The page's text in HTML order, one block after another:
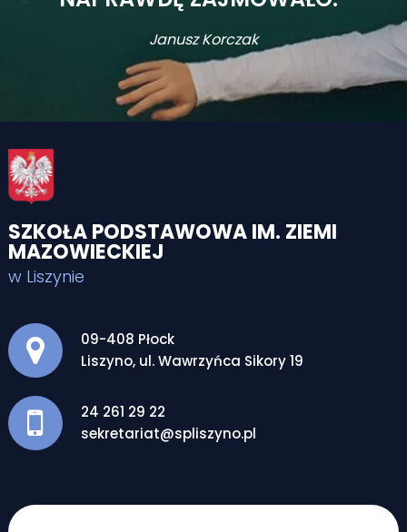
Janusz Korczak
SZKOŁA PODSTAWOWA IM. ZIEMI
MAZOWIECKIEJ
w Liszynie
Adres pocztowy:
09-408 Płock
Liszyno, ul. Wawrzyńca Sikory 19
24 261 29 22
sekretariat@spliszyno.pl